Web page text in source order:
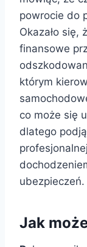
powrocie do
Okazało się,
finansowe
którym
co może się
dlatego
ubezpieczeń.
Jak